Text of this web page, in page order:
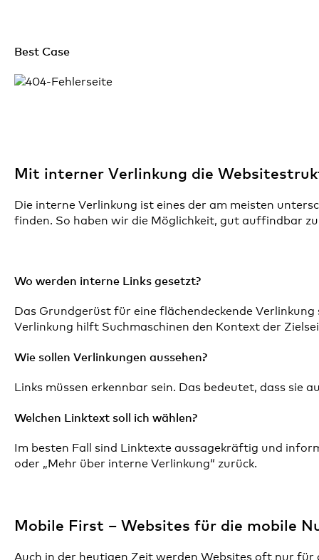
Best Case
Mit interner Verlinkung die
Die interne Verlinkung ist eines der am meisten
finden. So haben wir die Möglichkeit, gut auffindbar
Wo werden interne Links gesetzt?
Das Grundgerüst für eine flächendeckende
Verlinkung hilft Suchmaschinen den Kontext der
Wie sollen Verlinkungen aussehen?
Links müssen erkennbar sein. Das bedeutet, dass sie
Welchen Linktext soll ich wählen?
Im besten Fall sind Linktexte aussagekräftig und
oder „Mehr über interne Verlinkung“ zurück.
Mobile First – Websites für die mobile
Auch in der heutigen Zeit werden Websites oft nur